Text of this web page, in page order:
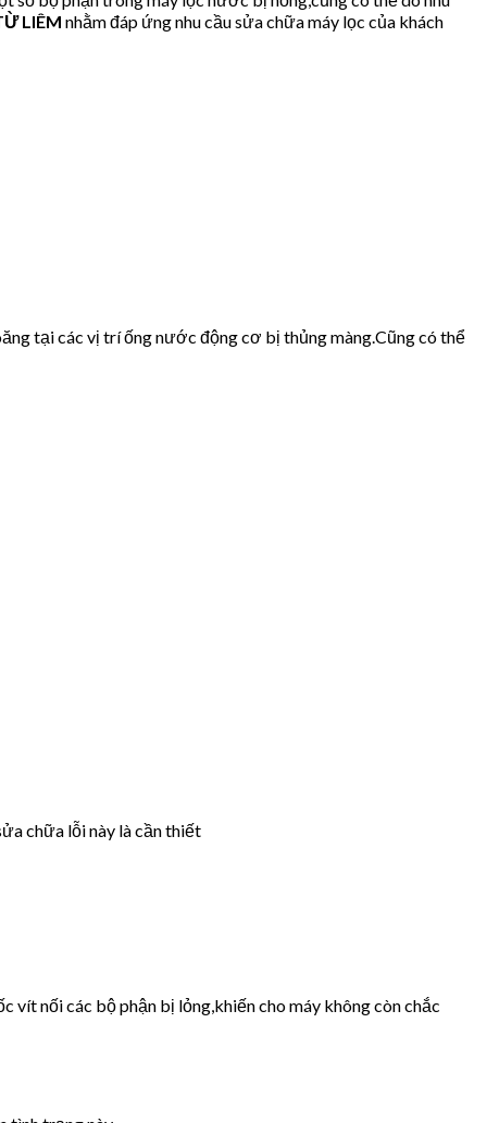
LIÊM nhằm đáp ứng nhu cầu sửa chữa máy lọc của khách
tại các vị trí ống nước động cơ bị thủng màng.Cũng có thể
chữa lỗi này là cần thiết
vít nối các bộ phận bị lỏng,khiến cho máy không còn chắc